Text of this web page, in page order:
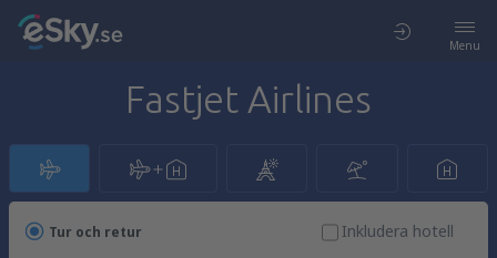
Menu
Fastjet Airlines
Tur och retur
Inkludera hotell